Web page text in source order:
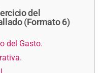
del
(Formato 6)
del Gasto.